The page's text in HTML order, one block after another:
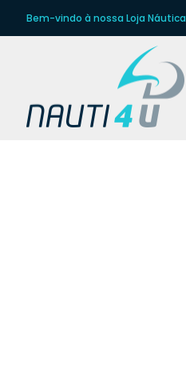
Bem-vindo à nossa Loja Náutica